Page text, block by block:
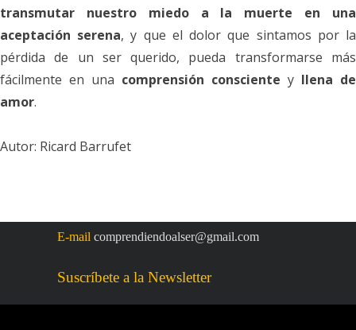
transmutar nuestro miedo a la muerte en una
aceptación serena, y que el dolor que sintamos por la
pérdida de un ser querido, pueda transformarse más
fácilmente en una comprensión consciente y llena de
amor.
Autor: Ricard Barrufet
Suscríbete a la Newsletter
E-mail comprendiendoalser@gmail.com